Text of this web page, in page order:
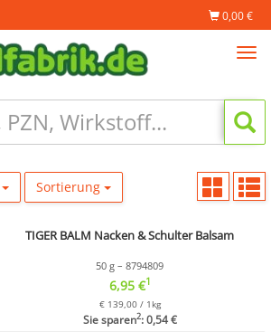
0,00 €
Sortierung
TIGER BALM Nacken & Schulter Balsam
50 g – 8794809
6,95 €1
€ 139,00 / 1kg
Sie sparen2: 0,54 €